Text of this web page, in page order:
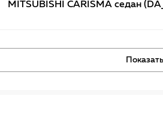
MITSUBISHI CARISMA седан